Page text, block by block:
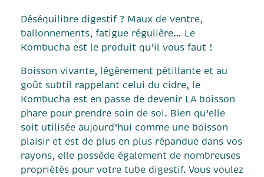
Déséquilibre digestif ? Maux de ventre,
ballonnements, fatigue régulière… Le
Kombucha est le produit qu’il vous faut !
Boisson vivante, légèrement pétillante et au
goût subtil rappelant celui du cidre, le
Kombucha est en passe de devenir LA boisson
phare pour prendre soin de soi. Bien qu’elle
soit utilisée aujourd’hui comme une boisson
plaisir et est de plus en plus répandue dans vos
rayons, elle possède également de nombreuses
propriétés pour votre tube digestif. Vous voulez